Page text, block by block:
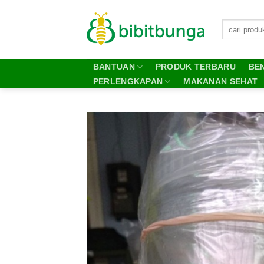
BANTUAN PRODUK TERBARU
PERLENGKAPAN
MAKANAN SEHAT